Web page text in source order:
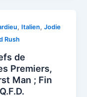
, Italien,Jodie
Rush
de
Premiers,
Man ; Fin